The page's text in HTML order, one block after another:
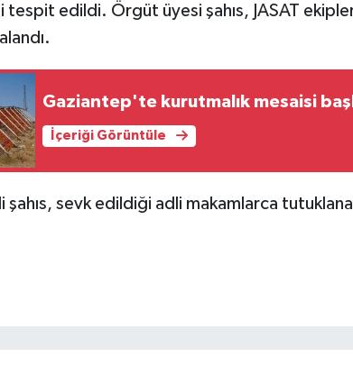
edildi. Örgüt üyesi şahıs, JASAT
Gaziantep'te kurutmalık mesaisi
İçeriği Görüntüle
şahıs, sevk edildiği adli makamlarca